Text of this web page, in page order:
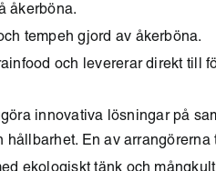
åkerböna.
tempeh gjord av åkerböna.
och levererar direkt till
innovativa lösningar på
En av arrangörerna